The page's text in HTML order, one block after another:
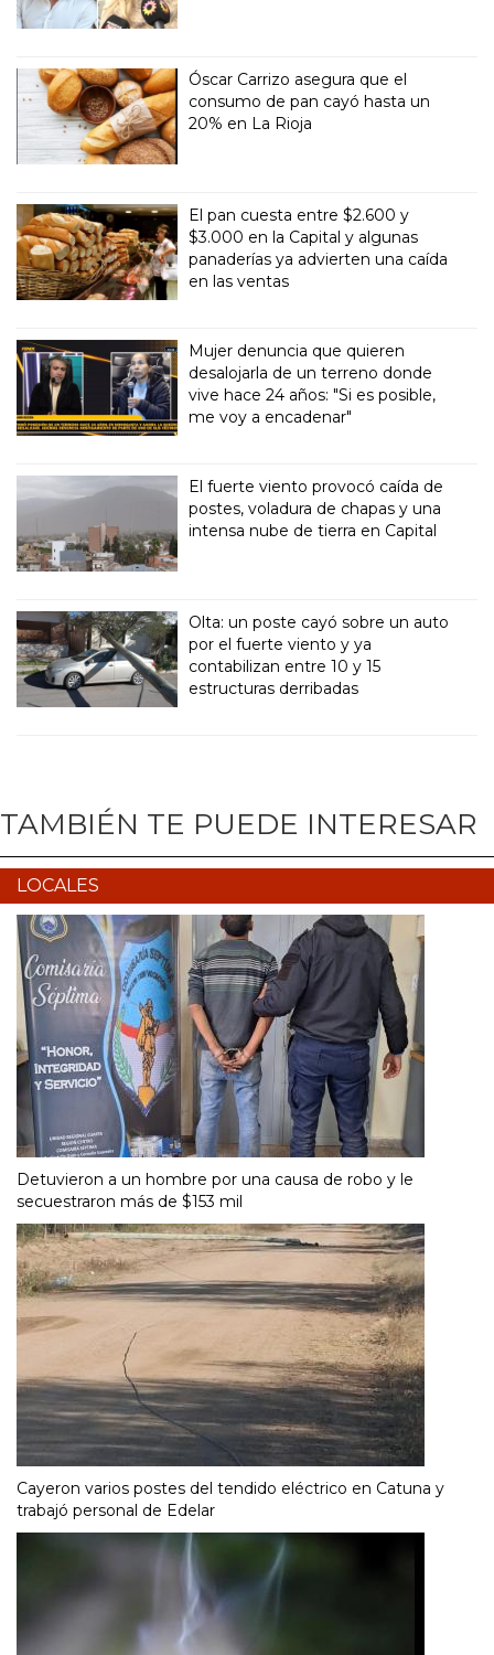
Óscar Carrizo asegura que el
consumo de pan cayó hasta un
20% en La Rioja
El pan cuesta entre $2.600 y
$3.000 en la Capital y algunas
panaderías ya advierten una caída
en las ventas
Mujer denuncia que quieren
desalojarla de un terreno donde
vive hace 24 años: "Si es posible,
me voy a encadenar"
El fuerte viento provocó caída de
postes, voladura de chapas y una
intensa nube de tierra en Capital
Olta: un poste cayó sobre un auto
por el fuerte viento y ya
contabilizan entre 10 y 15
estructuras derribadas
TAMBIÉN TE PUEDE INTERESAR
LOCALES
Detuvieron a un hombre por una causa de robo y le
secuestraron más de $153 mil
Cayeron varios postes del tendido eléctrico en Catuna y
trabajó personal de Edelar